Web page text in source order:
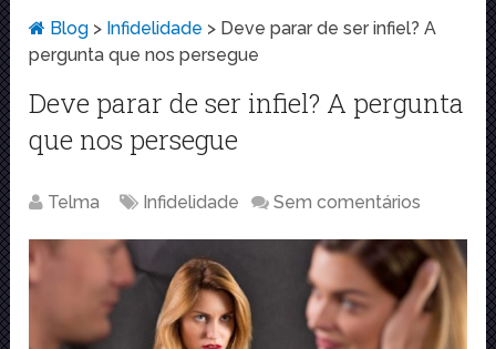
Blog > Infidelidade > Deve parar de ser infiel? A
pergunta que nos persegue
Deve parar de ser infiel? A pergunta
que nos persegue
Telma Infidelidade Sem comentários